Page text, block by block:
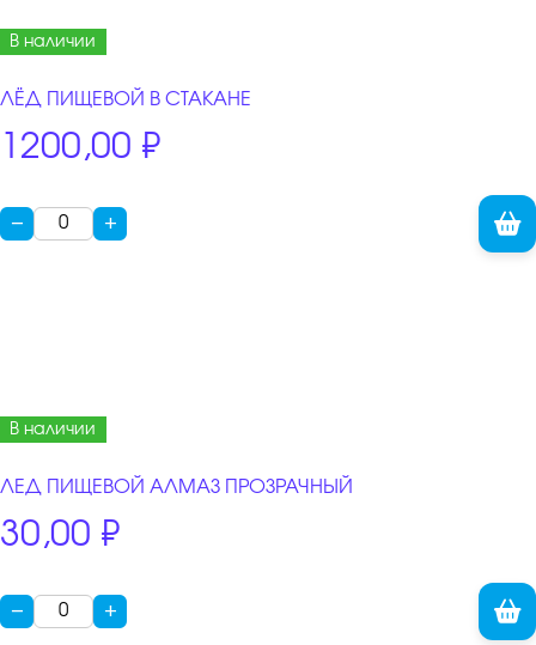
В наличии
ЛЁД ПИЩЕВОЙ В СТАКАНЕ
1200,00 ₽
− +
В наличии
ЛЕД ПИЩЕВОЙ АЛМАЗ ПРОЗРАЧНЫЙ
30,00 ₽
− +